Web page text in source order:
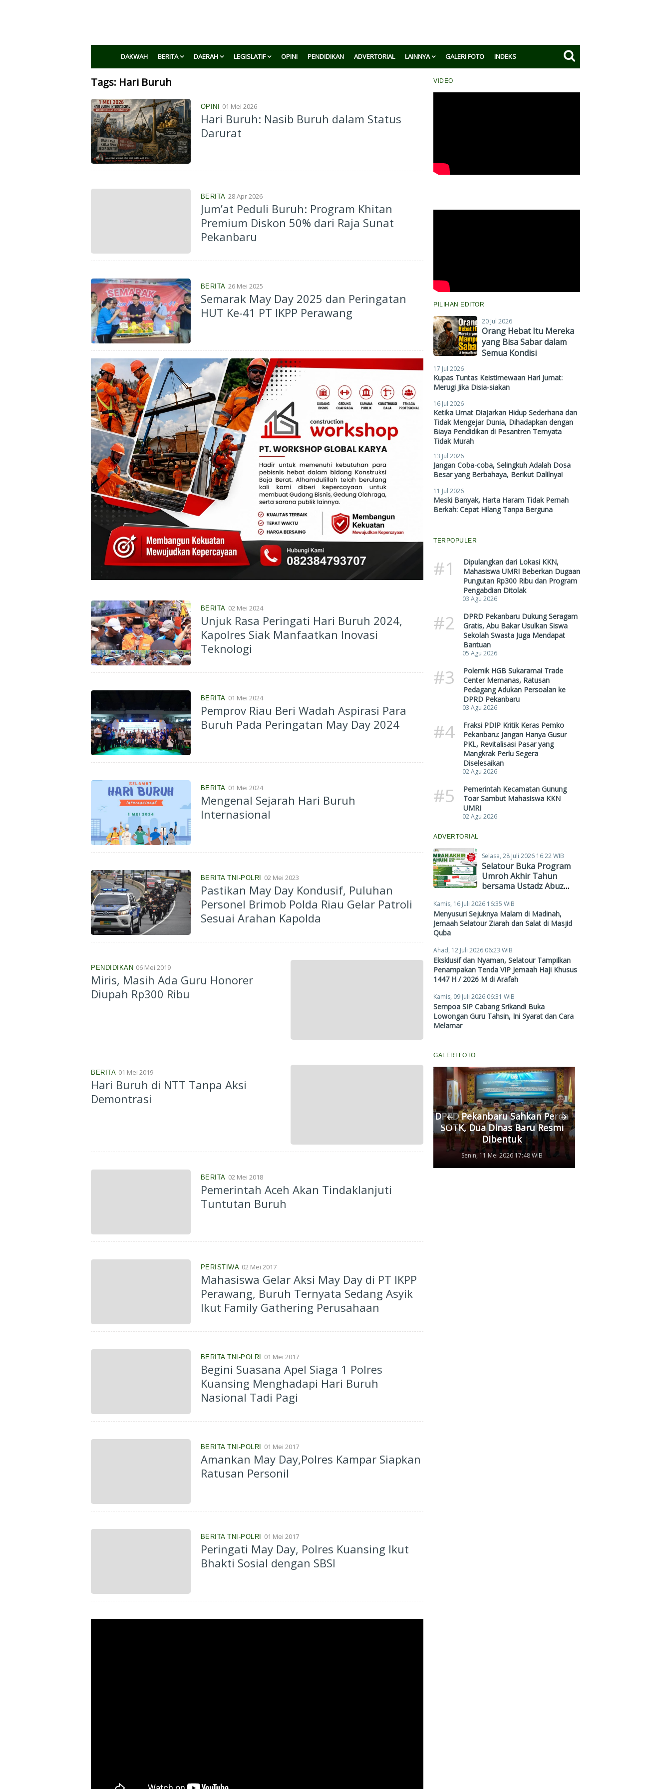
DAKWAH BERITA DAERAH LEGISLATIF OPINI PENDIDIKAN ADVERTORIAL LAINNYA GALERI FOTO INDEKS
Tags: Hari Buruh
OPINI 01 Mei 2026
Hari Buruh: Nasib Buruh dalam Status
Darurat
BERITA 28 Apr 2026
Jum’at Peduli Buruh: Program Khitan
Premium Diskon 50% dari Raja Sunat
Pekanbaru
BERITA 26 Mei 2025
Semarak May Day 2025 dan Peringatan
HUT Ke-41 PT IKPP Perawang
BERITA 02 Mei 2024
Unjuk Rasa Peringati Hari Buruh 2024,
Kapolres Siak Manfaatkan Inovasi
Teknologi
BERITA 01 Mei 2024
Pemprov Riau Beri Wadah Aspirasi Para
Buruh Pada Peringatan May Day 2024
BERITA 01 Mei 2024
Mengenal Sejarah Hari Buruh
Internasional
BERITA TNI-POLRI 02 Mei 2023
Pastikan May Day Kondusif, Puluhan
Personel Brimob Polda Riau Gelar Patroli
Sesuai Arahan Kapolda
PENDIDIKAN 06 Mei 2019
Miris, Masih Ada Guru Honorer
Diupah Rp300 Ribu
BERITA 01 Mei 2019
Hari Buruh di NTT Tanpa Aksi
Demontrasi
BERITA 02 Mei 2018
Pemerintah Aceh Akan Tindaklanjuti
Tuntutan Buruh
PERISTIWA 02 Mei 2017
Mahasiswa Gelar Aksi May Day di PT IKPP
Perawang, Buruh Ternyata Sedang Asyik
Ikut Family Gathering Perusahaan
BERITA TNI-POLRI 01 Mei 2017
Begini Suasana Apel Siaga 1 Polres
Kuansing Menghadapi Hari Buruh
Nasional Tadi Pagi
BERITA TNI-POLRI 01 Mei 2017
Amankan May Day,Polres Kampar Siapkan
Ratusan Personil
BERITA TNI-POLRI 01 Mei 2017
Peringati May Day, Polres Kuansing Ikut
Bhakti Sosial dengan SBSI
VIDEO
PILIHAN EDITOR
20 Jul 2026
Orang Hebat Itu Mereka
yang Bisa Sabar dalam
Semua Kondisi
17 Jul 2026
Kupas Tuntas Keistimewaan Hari Jumat:
Merugi Jika Disia-siakan
16 Jul 2026
Ketika Umat Diajarkan Hidup Sederhana dan
Tidak Mengejar Dunia, Dihadapkan dengan
Biaya Pendidikan di Pesantren Ternyata
Tidak Murah
13 Jul 2026
Jangan Coba-coba, Selingkuh Adalah Dosa
Besar yang Berbahaya, Berikut Dalilnya!
11 Jul 2026
Meski Banyak, Harta Haram Tidak Pernah
Berkah: Cepat Hilang Tanpa Berguna
TERPOPULER
#1
Dipulangkan dari Lokasi KKN,
Mahasiswa UMRI Beberkan Dugaan
Pungutan Rp300 Ribu dan Program
Pengabdian Ditolak
03 Agu 2026
#2
DPRD Pekanbaru Dukung Seragam
Gratis, Abu Bakar Usulkan Siswa
Sekolah Swasta Juga Mendapat
Bantuan
05 Agu 2026
#3
Polemik HGB Sukaramai Trade
Center Memanas, Ratusan
Pedagang Adukan Persoalan ke
DPRD Pekanbaru
03 Agu 2026
#4
Fraksi PDIP Kritik Keras Pemko
Pekanbaru: Jangan Hanya Gusur
PKL, Revitalisasi Pasar yang
Mangkrak Perlu Segera
Diselesaikan
02 Agu 2026
#5
Pemerintah Kecamatan Gunung
Toar Sambut Mahasiswa KKN
UMRI
02 Agu 2026
ADVERTORIAL
Selasa, 28 Juli 2026 16:22 WIB
Selatour Buka Program
Umroh Akhir Tahun
bersama Ustadz Abuz
Mulai Rp38,4 Juta
Kamis, 16 Juli 2026 16:35 WIB
Menyusuri Sejuknya Malam di Madinah,
Jemaah Selatour Ziarah dan Salat di Masjid
Quba
Ahad, 12 Juli 2026 06:23 WIB
Eksklusif dan Nyaman, Selatour Tampilkan
Penampakan Tenda VIP Jemaah Haji Khusus
1447 H / 2026 M di Arafah
Kamis, 09 Juli 2026 06:31 WIB
Sempoa SIP Cabang Srikandi Buka
Lowongan Guru Tahsin, Ini Syarat dan Cara
Melamar
GALERI FOTO
DPRD Pekanbaru Sahkan Perda
SOTK, Dua Dinas Baru Resmi
Dibentuk
Senin, 11 Mei 2026 17:48 WIB